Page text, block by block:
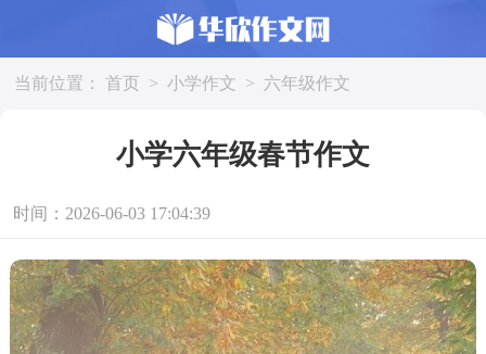
当前位置： 首页 > 小学作文 > 六年级作文
小学六年级春节作文
时间：2026-06-03 17:04:39